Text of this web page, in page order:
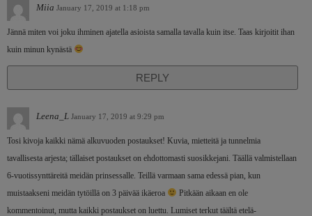
Miia January 17, 2019 at 1:18 pm
Jännä miten voi joku ihminen ajatella asioista samalla tavalla kuin itse. Taas kirjoitit ihan
kuin minun kynästä
REPLY
Leena_L January 17, 2019 at 9:29 pm
Tosi kivoja kaikki nämä alkuvuoden postaukset! Kuvia, mietteitä ja tunnelmia
tavallisesta arjesta; tällaiset postaukset on ehdottomasti suosikkejani. Täällä valmistellaan
6-vuotissynttäreitä meidän prinsessalle. Teillä varmaan sama edessä pian, kun
muistaakseni meidän tytöillä on 3 päivää ikäeroa
Pitkään aikaan en ole
kommentoinut, mutta kaikki postaukset on luettu. Lumiset terkut täältä etelä-